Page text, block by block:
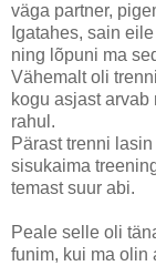
väga partner,
Igatahes, sain
ning lõpuni ma
Vähemalt oli
kogu asjast
rahul.
Pärast trenni
sisukaima
temast suur abi.
Peale selle oli
funim, kui ma olin